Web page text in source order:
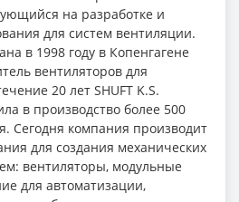
на разработке и
для систем вентиляции.
в 1998 году в Копенгагене
вентиляторов для
20 лет SHUFT K.S.
в производство более 500
Сегодня компания производит
для создания механических
вентиляторы, модульные
для автоматизации,